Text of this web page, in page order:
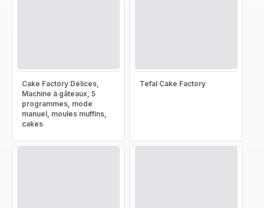
Cake Factory Délices,
Machine à gâteaux, 5
programmes, mode
manuel, moules muffins,
cakes
Tefal Cake Factory